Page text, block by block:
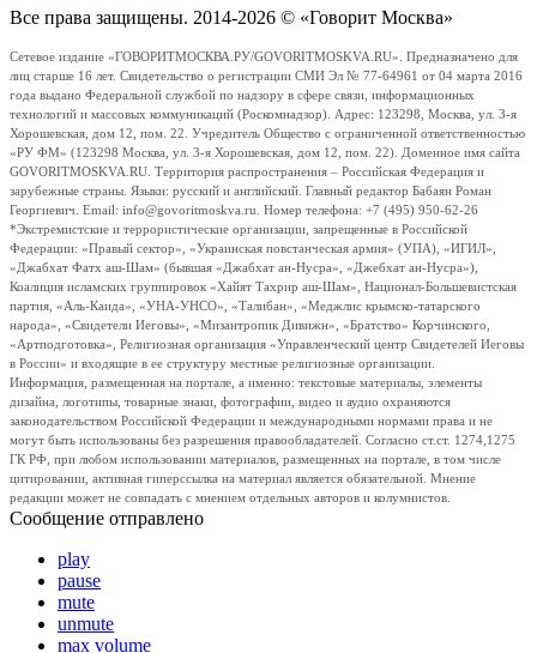
Все права защищены. 2014-2026 © «Говорит Москва»
Сетевое издание «ГОВОРИТМОСКВА.РУ/GOVORITMOSKVA.RU». Предназначено для
лиц старше 16 лет. Свидетельство о регистрации СМИ Эл № 77-64961 от 04 марта 2016
года выдано Федеральной службой по надзору в сфере связи, информационных
технологий и массовых коммуникаций (Роскомнадзор). Адрес: 123298, Москва, ул. 3-я
Хорошевская, дом 12, пом. 22. Учредитель Общество с ограниченной ответственностью
«РУ ФМ» (123298 Москва, ул. 3-я Хорошевская, дом 12, пом. 22). Доменное имя сайта
GOVORITMOSKVA.RU. Территория распространения – Российская Федерация и
зарубежные страны. Языки: русский и английский. Главный редактор Бабаян Роман
Георгиевич. Email: info@govoritmoskva.ru. Номер телефона: +7 (495) 950-62-26
*Экстремистские и террористические организации, запрещенные в Российской
Федерации: «Правый сектор», «Украинская повстанческая армия» (УПА), «ИГИЛ»,
«Джабхат Фатх аш-Шам» (бывшая «Джабхат ан-Нусра», «Джебхат ан-Нусра»),
Коалиция исламских группировок «Хайят Тахрир аш-Шам», Национал-Большевистская
партия, «Аль-Каида», «УНА-УНСО», «Талибан», «Меджлис крымско-татарского
народа», «Свидетели Иеговы», «Мизантропик Дивижн», «Братство» Корчинского,
«Артподготовка», Религиозная организация «Управленческий центр Свидетелей Иеговы
в России» и входящие в ее структуру местные религиозные организации.
Информация, размещенная на портале, а именно: текстовые материалы, элементы
дизайна, логотипы, товарные знаки, фотографии, видео и аудио охраняются
законодательством Российской Федерации и международными нормами права и не
могут быть использованы без разрешения правообладателей. Согласно ст.ст. 1274,1275
ГК РФ, при любом использовании материалов, размещенных на портале, в том числе
цитировании, активная гиперссылка на материал является обязательной. Мнение
редакции может не совпадать с мнением отдельных авторов и колумнистов.
Сообщение отправлено
play
pause
mute
unmute
max volume